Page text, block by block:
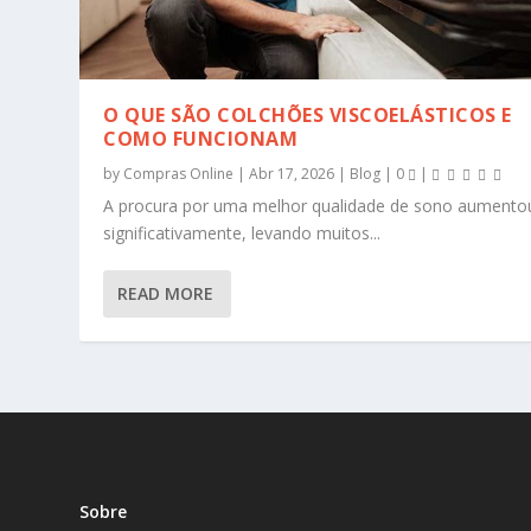
O QUE SÃO COLCHÕES VISCOELÁSTICOS E
COMO FUNCIONAM
by Compras Online |Abr 17, 2026 | Blog | 0 |
A procura por uma melhor qualidade de sono
significativamente, levando muitos...
READ MORE
Sobre